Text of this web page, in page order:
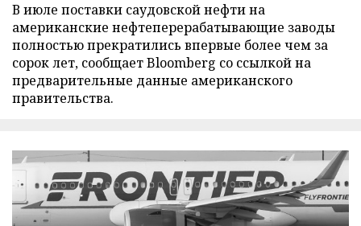
В июле поставки саудовской нефти на
американские нефтеперерабатывающие заводы
полностью прекратились впервые более чем за
сорок лет, сообщает Bloomberg со ссылкой на
предварительные данные американского
правительства.